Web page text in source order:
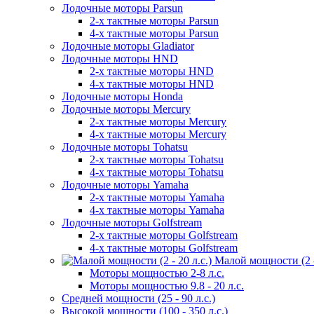
Лодочные моторы Parsun
2-х тактные моторы Parsun
4-х тактные моторы Parsun
Лодочные моторы Gladiator
Лодочные моторы HND
2-х тактные моторы HND
4-х тактные моторы HND
Лодочные моторы Honda
Лодочные моторы Mercury
2-х тактные моторы Mercury
4-х тактные моторы Mercury
Лодочные моторы Tohatsu
2-х тактные моторы Tohatsu
4-х тактные моторы Tohatsu
Лодочные моторы Yamaha
2-х тактные моторы Yamaha
4-х тактные моторы Yamaha
Лодочные моторы Golfstream
2-х тактные моторы Golfstream
4-х тактные моторы Golfstream
Малой мощности (2
Моторы мощностью 2-8 л.с.
Моторы мощностью 9.8 - 20 л.с.
Средней мощности (25 - 90 л.с.)
Высокой мощности (100 - 350 л.с.)